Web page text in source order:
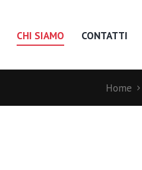
CHI SIAMO CONTATTI
Home